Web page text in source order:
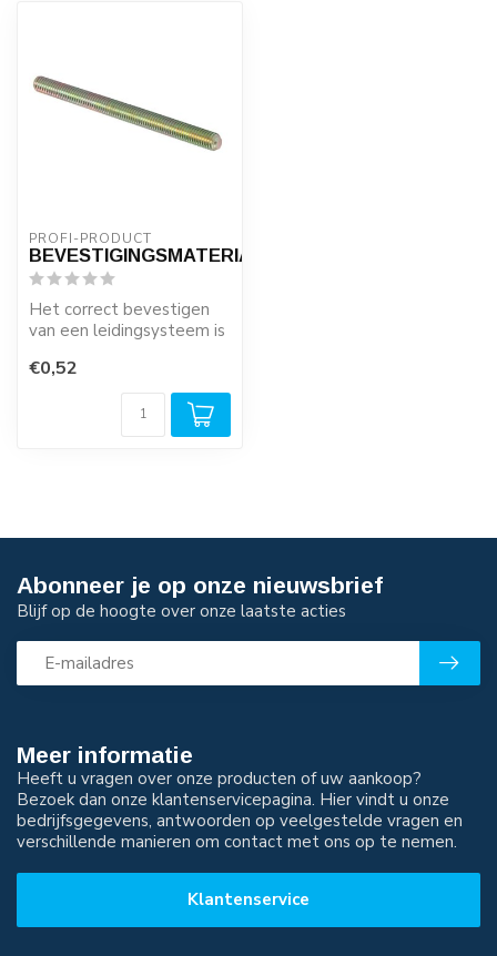
PROFI-PRODUCT
BEVESTIGINGSMATERIALEN
Het correct bevestigen
van een leidingsysteem is
rekeni...
€0,52
Meer informatie
Heeft u vragen over onze producten of uw aankoop?
Bezoek dan onze klantenservicepagina. Hier vindt u onze
bedrijfsgegevens, antwoorden op veelgestelde vragen en
verschillende manieren om contact met ons op te nemen.
Klantenservice
Abonneer je op onze nieuwsbrief
Blijf op de hoogte over onze laatste acties